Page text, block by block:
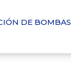
DE BOMBAS